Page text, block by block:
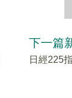
下一篇
日經225